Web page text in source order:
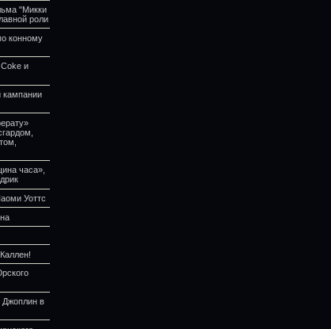
"Микки
роли
конному
и
кампании
часа»,
Уоттс
Джоплин в